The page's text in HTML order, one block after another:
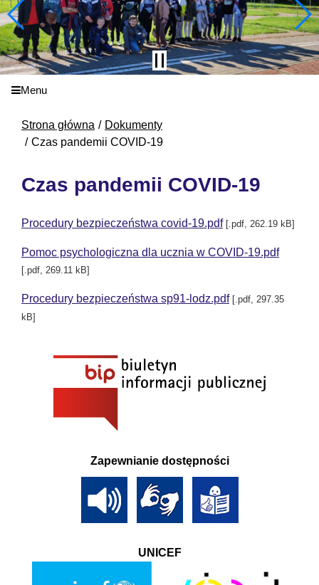
Menu
Strona główna
Dokumenty
Czas pandemii COVID-19
Czas pandemii COVID-19
Procedury bezpieczeństwa covid-19.pdf[.pdf, 262.19 kB]
Pomoc psychologiczna dla ucznia w COVID-19.pdf
[.pdf, 269.11 kB]
Procedury bezpieczeństwa sp91-lodz.pdf[.pdf, 297.35
kB]
Zapewnianie dostępności
UNICEF